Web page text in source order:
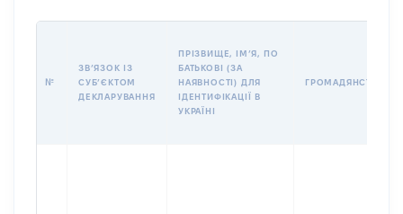
№
ЗВʼЯЗОК ІЗ
СУБʼЄКТОМ
ДЕКЛАРУВАННЯ
ПРІЗВИЩЕ, ІМʼЯ, ПО
БАТЬКОВІ (ЗА
НАЯВНОСТІ) ДЛЯ
ІДЕНТИФІКАЦІЇ В
УКРАЇНІ
ГРОМАДЯНСТВО